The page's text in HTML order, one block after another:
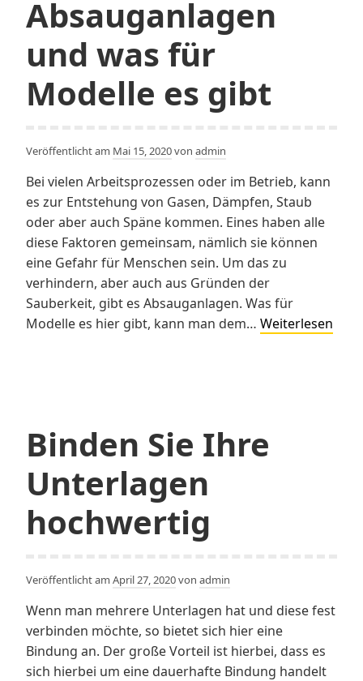
Absauganlagen
und was für
Modelle es gibt
Veröffentlicht am Mai 15, 2020von admin
Bei vielen Arbeitsprozessen oder im Betrieb, kann
es zur Entstehung von Gasen, Dämpfen, Staub
oder aber auch Späne kommen. Eines haben alle
diese Faktoren gemeinsam, nämlich sie können
eine Gefahr für Menschen sein. Um das zu
verhindern, aber auch aus Gründen der
Sauberkeit, gibt es Absauganlagen. Was für
Modelle es hier gibt, kann man dem… Weiterlesen
Binden Sie Ihre
Unterlagen
hochwertig
Veröffentlicht am April 27, 2020von admin
Wenn man mehrere Unterlagen hat und diese fest
verbinden möchte, so bietet sich hier eine
Bindung an. Der große Vorteil ist hierbei, dass es
sich hierbei um eine dauerhafte Bindung handelt